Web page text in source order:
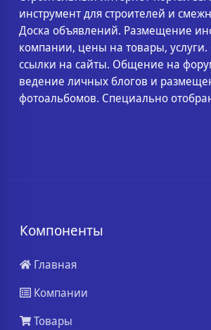
инструмент для строителей и
Доска объявлений. Размещение
компании, цены на товары, услуги.
ссылки на сайты. Общение на
ведение личных блогов и
фотоальбомов. Специально
Компоненты
Главная
Компании
Товары